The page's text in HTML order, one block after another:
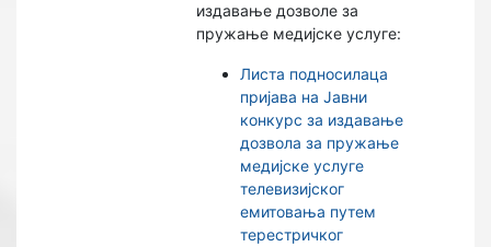
издавање дозволe за
пружање медијске услуге:
Листа подносилаца
пријава на Јавни
конкурс за издавање
дозвола за пружање
медијске услуге
телевизијског
емитовања путем
терестричког